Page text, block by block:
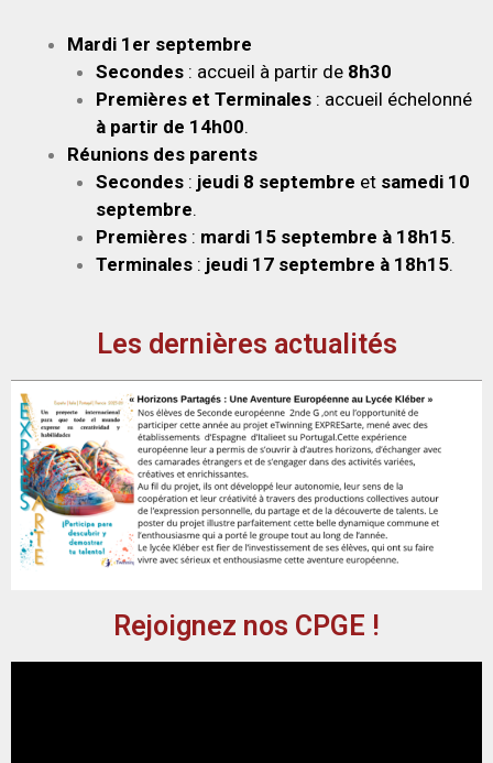
Mardi 1er septembre
Secondes: accueil à partir de 8h30
Premières et Terminales: accueil échelonné
à partir de 14h00.
Réunions des parents
Secondes: jeudi 8 septembre et samedi 10
septembre.
Premières: mardi 15 septembre à 18h15.
Terminales: jeudi 17 septembre à 18h15.
Les dernières actualités
Rejoignez nos CPGE !